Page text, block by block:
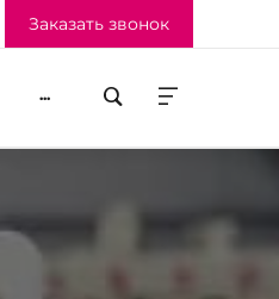
Заказать звонок
...